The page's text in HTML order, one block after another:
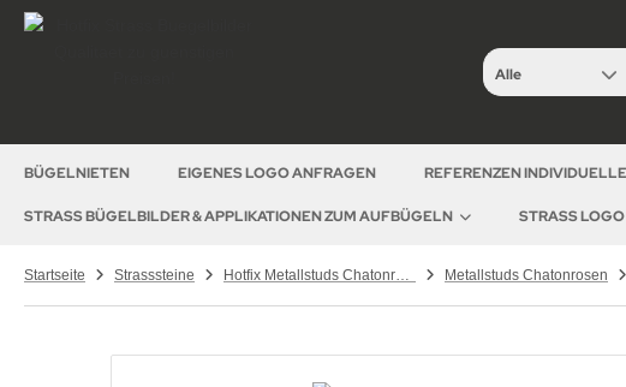
Alle
BÜGELNIETEN EIGENES LOGO ANFRAGEN REFERENZEN
STRASS BÜGELBILDER & APPLIKATIONEN ZUM AUFBÜGELN STRASS
Startseite Strasssteine Hotfix Metallstuds Chatonrosen – runde Metallstuds zum Aufbügeln Metallstuds Chatonrosen